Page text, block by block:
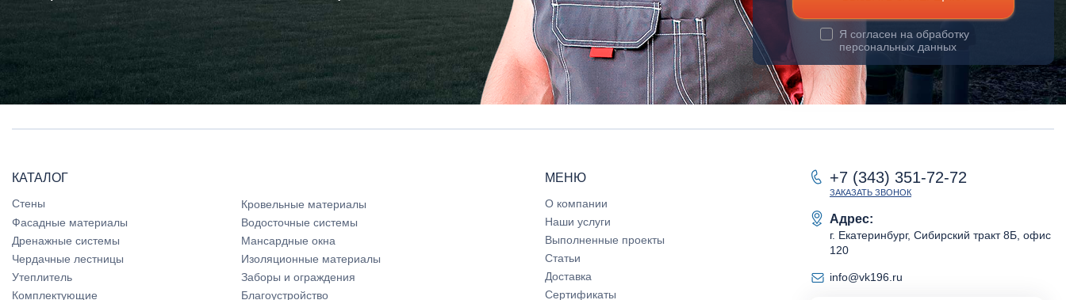
Я согласен на обработку
персональных данных
КАТАЛОГ
Стены
Кровельные материалы
Фасадные материалы
Водосточные системы
Дренажные системы
Мансардные окна
Чердачные лестницы
Изоляционные материалы
Утеплитель
Заборы и ограждения
Комплектующие
Благоустройство
МЕНЮ
О компании
Наши услуги
Выполненные проекты
Статьи
Доставка
Сертификаты
+7 (343) 351-72-72
ЗАКАЗАТЬ ЗВОНОК
Адрес:
г. Екатеринбург, Сибирский тракт 8Б, офис
120
info@vk196.ru